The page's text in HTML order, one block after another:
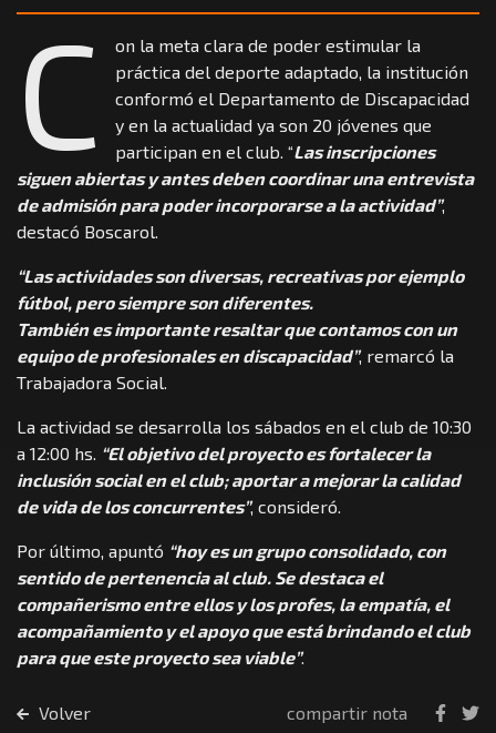
C
on la meta clara de poder estimular la
práctica del deporte adaptado, la institución
conformó el Departamento de Discapacidad
y en la actualidad ya son 20 jóvenes que
participan en el club. “Las inscripciones
siguen abiertas y antes deben coordinar una entrevista
de admisión para poder incorporarse a la actividad”,
destacó Boscarol.
“Las actividades son diversas, recreativas por ejemplo
fútbol, pero siempre son diferentes.
También es importante resaltar que contamos con un
equipo de profesionales en discapacidad”, remarcó la
Trabajadora Social.
La actividad se desarrolla los sábados en el club de 10:30
a 12:00 hs. “El objetivo del proyecto es fortalecer la
inclusión social en el club; aportar a mejorar la calidad
de vida de los concurrentes”, consideró.
Por último, apuntó “hoy es un grupo consolidado, con
sentido de pertenencia al club. Se destaca el
compañerismo entre ellos y los profes, la empatía, el
acompañamiento y el apoyo que está brindando el club
para que este proyecto sea viable”.
Volver compartir nota